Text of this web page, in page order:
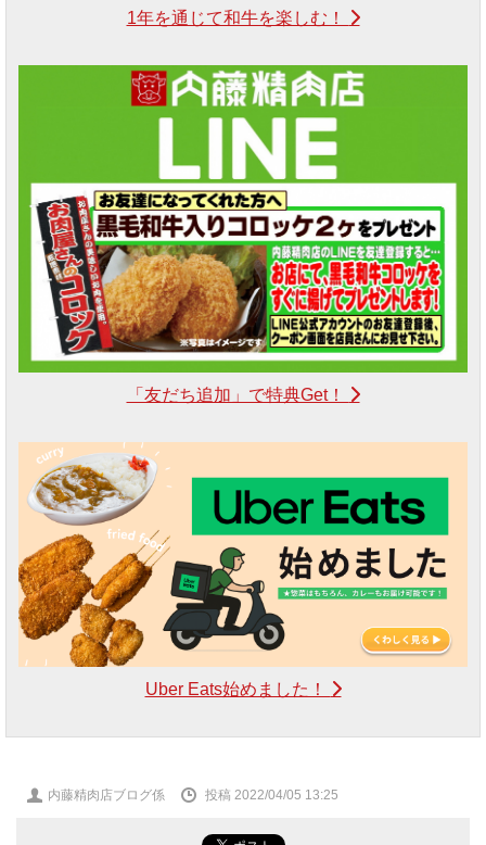
1年を通じて和牛を楽しむ！
「友だち追加」で特典Get！
Uber Eats始めました！
内藤精肉店ブログ係 投稿 2022/04/05 13:25